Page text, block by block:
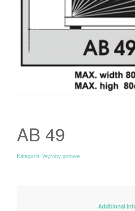
AB 49
Kategoria: Wyroby gotowe